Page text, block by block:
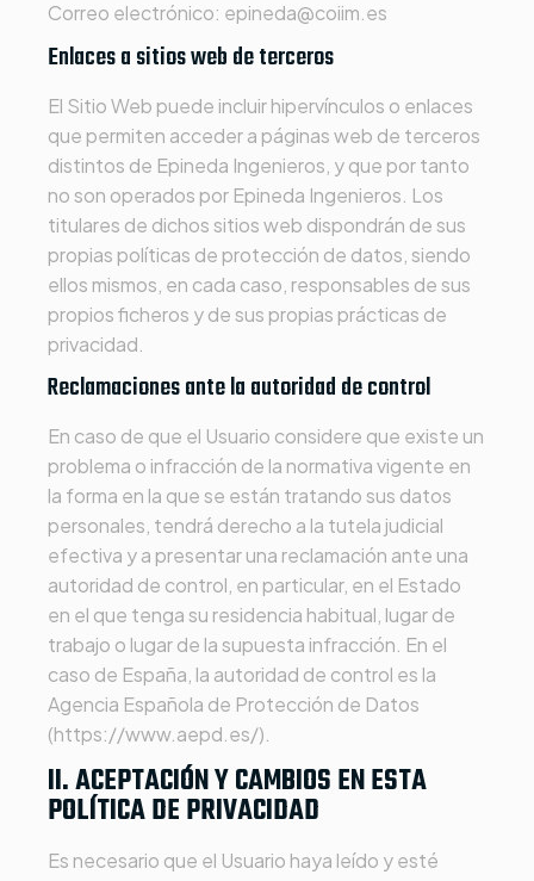
Correo electrónico: epineda@coiim.es
Enlaces a sitios web de terceros
El Sitio Web puede incluir hipervínculos o enlaces
que permiten acceder a páginas web de terceros
distintos de Epineda Ingenieros , y que por tanto
no son operados por Epineda Ingenieros . Los
titulares de dichos sitios web dispondrán de sus
propias políticas de protección de datos, siendo
ellos mismos, en cada caso, responsables de sus
propios ficheros y de sus propias prácticas de
privacidad.
Reclamaciones ante la autoridad de control
En caso de que el Usuario considere que existe un
problema o infracción de la normativa vigente en
la forma en la que se están tratando sus datos
personales, tendrá derecho a la tutela judicial
efectiva y a presentar una reclamación ante una
autoridad de control, en particular, en el Estado
en el que tenga su residencia habitual, lugar de
trabajo o lugar de la supuesta infracción. En el
caso de España, la autoridad de control es la
Agencia Española de Protección de Datos
(https://www.aepd.es/).
II. ACEPTACIÓN Y CAMBIOS EN ESTA
POLÍTICA DE PRIVACIDAD
Es necesario que el Usuario haya leído y esté